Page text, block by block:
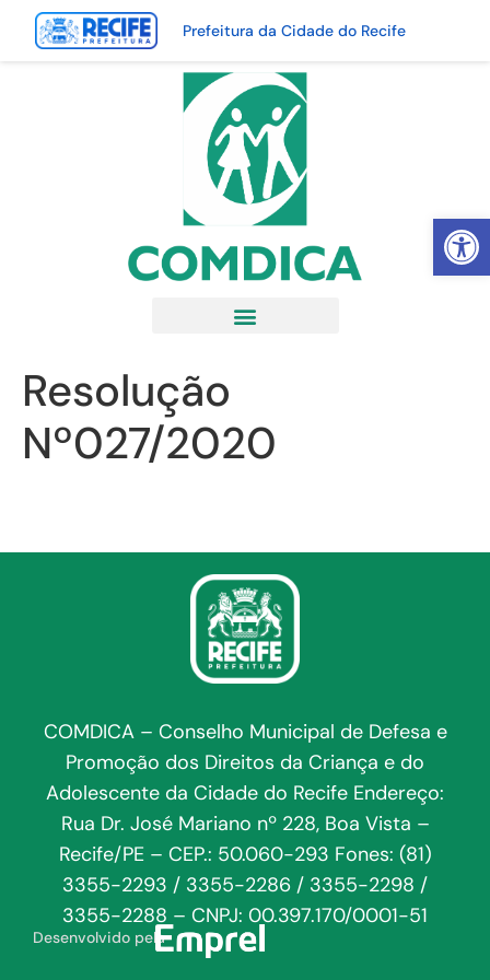
Abrir
Prefeitura da Cidade do Recife
Resolução
Nº027/2020
COMDICA – Conselho Municipal de Defesa e
Promoção dos Direitos da Criança e do
Adolescente da Cidade do Recife Endereço:
Rua Dr. José Mariano nº 228, Boa Vista –
Recife/PE – CEP.: 50.060-293 Fones: (81)
3355-2293 / 3355-2286 / 3355-2298 /
3355-2288 – CNPJ: 00.397.170/0001-51
Desenvolvido pela